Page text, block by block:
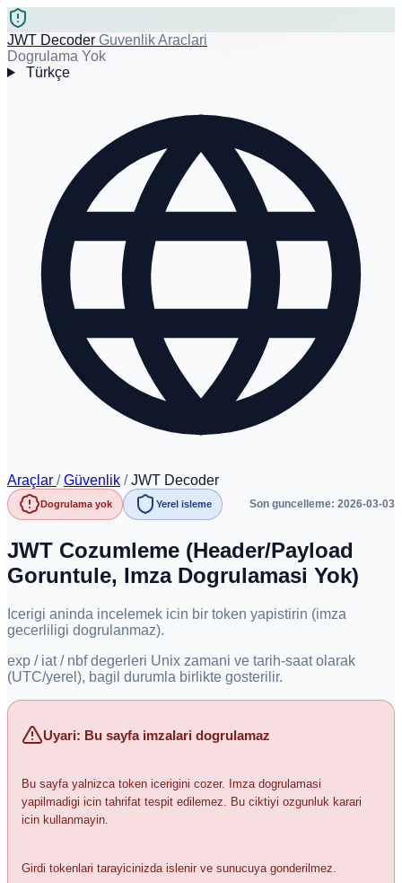
JWT Decoder Guvenlik Araclari
Dogrulama Yok
Türkçe
Araçlar / Güvenlik / JWT Decoder
Dogrulama yok Yerel isleme Son guncelleme: 2026-03-03
JWT Cozumleme (Header/Payload
Goruntule, Imza Dogrulamasi Yok)
Icerigi aninda incelemek icin bir token yapistirin (imza
gecerliligi dogrulanmaz).
exp / iat / nbf degerleri Unix zamani ve tarih-saat olarak
(UTC/yerel), bagil durumla birlikte gosterilir.
Uyari: Bu sayfa imzalari dogrulamaz
Bu sayfa yalnizca token icerigini cozer. Imza dogrulamasi
yapilmadigi icin tahrifat tespit edilemez. Bu ciktiyi ozgunluk karari
icin kullanmayin.
Girdi tokenlari tarayicinizda islenir ve sunucuya gonderilmez.